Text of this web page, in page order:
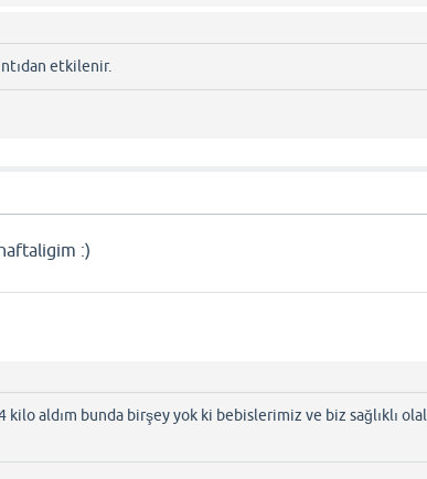
etkilenir.
:)
aldım bunda birşey yok ki bebislerimiz ve biz sağlıklı